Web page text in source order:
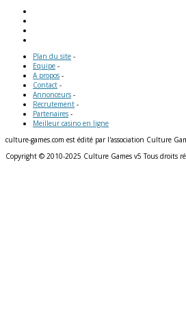
Plan du site -
Equipe -
A propos -
Contact -
Annonceurs -
Recrutement -
Partenaires -
Meilleur casino en ligne
culture-games.com est édité par l'association Culture
Copyright © 2010-2025 Culture Games v5 Tous droits